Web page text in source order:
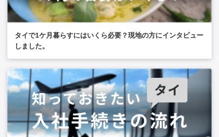
タイで1ケ月暮らすにはいくら必要？現地の方にインタビュー
しました。